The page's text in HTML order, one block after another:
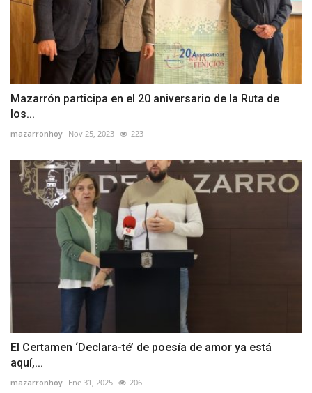
Mazarrón participa en el 20 aniversario de la Ruta de
los...
mazarronhoy Nov 25, 2023 223
El Certamen ‘Declara-té’ de poesía de amor ya está
aquí,...
mazarronhoy Ene 31, 2025 206